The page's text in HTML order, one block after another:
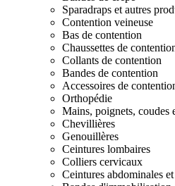
Sparadraps et autres
Contention veineuse
Bas de contention
Chaussettes de
Collants de contention
Bandes de contention
Accessoires de
Orthopédie
Mains, poignets, coudes
Chevillières
Genouillères
Ceintures lombaires
Colliers cervicaux
Ceintures abdominales